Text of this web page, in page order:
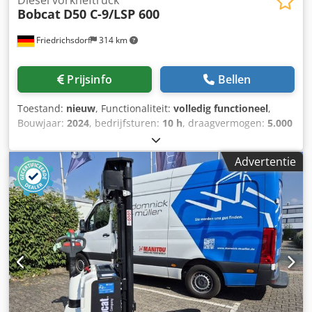
Friedrichsdorf 314 km
Bobcat D50 C-9/LSP 600
Prijsinfo Bellen
Toestand: nieuw, Functionaliteit: volledig functioneel,
Bouwjaar: 2024, bedrijfsturen: 10 h, draagvermogen: 5.000
, vrije hefhoogte:
brandstoftype:diesel, masttype:triplex, bouwhoogte:
2.470 mm , vermogen:55 kW (74,78 pk),
vorkenbordbreedte:
1.300 mm, vorklengte:1.200 mm
leeggewicht:6.930 kg, totale lengte:3.300 mm,
aandrijftype:Diesel, bouwbreedte:1.455 mm
, Diesel
vorkheftruck Lastzwaartepunt: 600 Vorkbreedte: 150 mm
Vorkdikte: 60 mm ISO klasse: ISO klasse 4 = 5.000 - 10.000
kg Masttype: Triplex Transmissie: Koppelomvormer
Dsdpfsyldtqsx Ab Eock Snelheidsklasse: 20 Staat: Nieuw
apparaat Technische staat: Nieuw Type voorbanden:
Superelastisch Voorbanden maat: 300x15-18 Voorbanden
Advertentie